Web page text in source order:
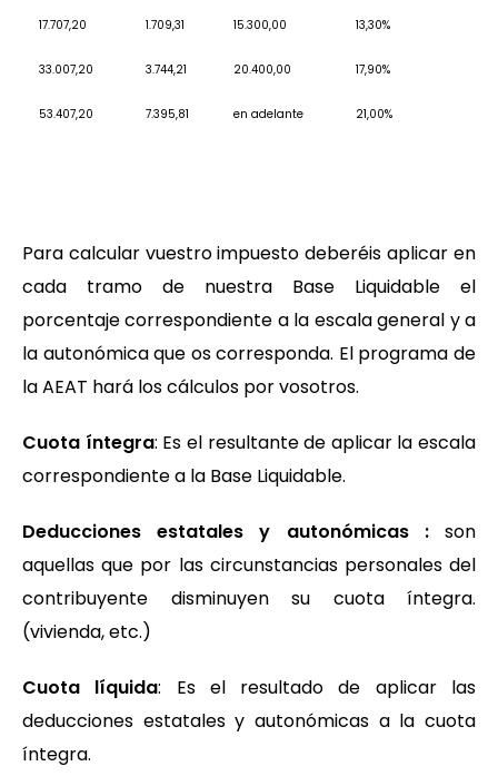
17.707,20 1.709,31 15.300,00 13,30%
33.007,20 3.744,21 20.400,00 17,90%
53.407,20 7.395,81 en adelante 21,00%
Para calcular vuestro impuesto deberéis aplicar en
cada tramo de nuestra Base Liquidable el
porcentaje correspondiente a la escala general y a
la autonómica que os corresponda. El programa de
la AEAT hará los cálculos por vosotros.
Cuota íntegra: Es el resultante de aplicar la escala
correspondiente a la Base Liquidable.
Deducciones estatales y autonómicas : son
aquellas que por las circunstancias personales del
contribuyente disminuyen su cuota íntegra.
(vivienda, etc.)
Cuota líquida: Es el resultado de aplicar las
deducciones estatales y autonómicas a la cuota
íntegra.